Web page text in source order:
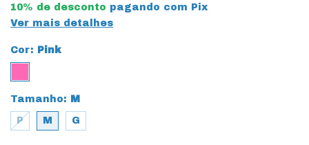
10% de desconto pagando com Pix
Ver mais detalhes
Cor: Pink
Tamanho: M
P M G